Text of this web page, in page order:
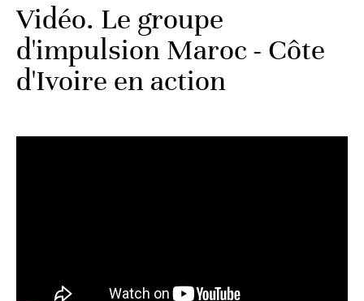
Vidéo. Le groupe
d'impulsion Maroc - Côte
d'Ivoire en action